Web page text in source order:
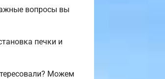
вопросы вы
печки и
Можем